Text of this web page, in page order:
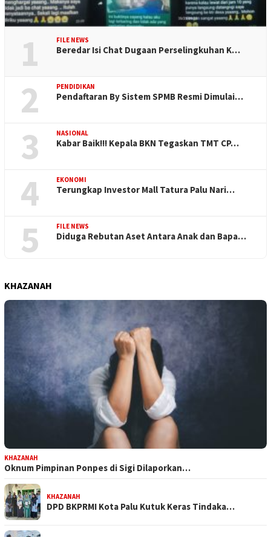
1 FILE NEWS
Beredar Isi Chat Dugaan Perselingkuhan K…
2 PENDIDIKAN
Pendaftaran By Sistem SPMB Resmi Dimulai…
3 NASIONAL
Kabar Baik!!! Kepala BKN Tegaskan TMT CP…
4 EKONOMI
Terungkap Investor Mall Tatura Palu Nari…
5 FILE NEWS
Diduga Rebutan Aset Antara Anak dan Bapa…
KHAZANAH
KHAZANAH
Oknum Pimpinan Ponpes di Sigi Dilaporkan…
KHAZANAH
DPD BKPRMI Kota Palu Kutuk Keras Tindaka…